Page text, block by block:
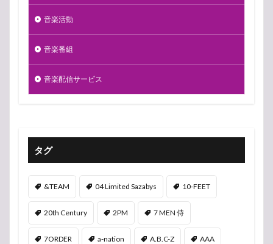
音楽活動
音楽番組
音楽配信サービス
タグ
&TEAM 04 Limited Sazabys 10-FEET
20th Century 2PM 7 MEN 侍
7ORDER a-nation A.B.C-Z AAA